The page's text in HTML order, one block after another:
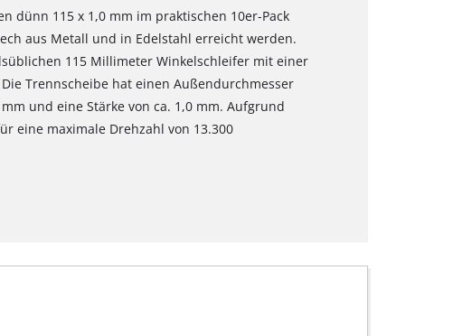
dünn 115 x 1,0 mm im praktischen 10er-Pack
aus Metall und in Edelstahl erreicht werden.
115 Millimeter Winkelschleifer mit einer
Trennscheibe hat einen Außendurchmesser
und eine Stärke von ca. 1,0 mm. Aufgrund
eine maximale Drehzahl von 13.300